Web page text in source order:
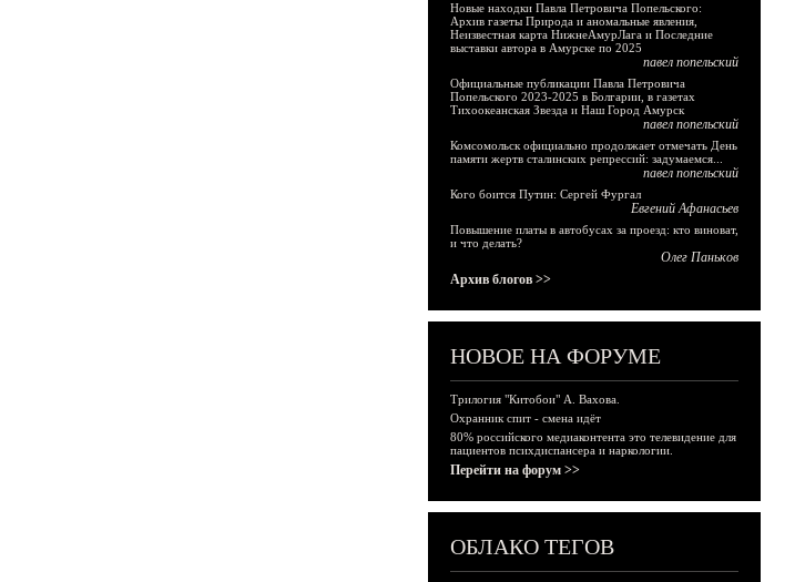
Новые находки Павла Петровича Попельского:
Архив газеты Природа и аномальные явления,
Неизвестная карта НижнеАмурЛага и Последние
выставки автора в Амурске по 2025
павел попельский
Официальные публикации Павла Петровича
Попельского 2023-2025 в Болгарии, в газетах
Тихоокеанская Звезда и Наш Город Амурск
павел попельский
Комсомольск официально продолжает отмечать День
памяти жертв сталинских репрессий: задумаемся...
павел попельский
Кого боится Путин: Сергей Фургал
Евгений Афанасьев
Повышение платы в автобусах за проезд: кто виноват,
и что делать?
Олег Паньков
Архив блогов >>
НОВОЕ НА ФОРУМЕ
Трилогия "Китобои" А. Вахова.
Охранник спит - смена идёт
80% российского медиаконтента это телевидение для
пациентов психдиспансера и наркологии.
Перейти на форум >>
ОБЛАКО ТЕГОВ